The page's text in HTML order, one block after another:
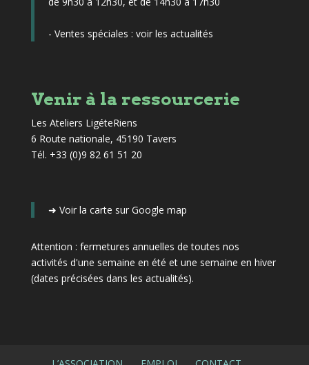
- Ventes spéciales : voir les actualités
Venir à la ressourcerie
Les Ateliers LigéteRiens
6 Route nationale, 45190 Tavers
Tél. +33 (0)9 82 61 51 20
➜ Voir la carte sur Google map
Attention : fermetures annuelles de toutes nos
activités d'une semaine en été et une semaine en hiver
(dates précisées dans les actualités).